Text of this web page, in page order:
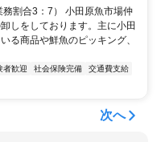
割合3：7） 小田原魚市場仲
しをしております。主に小田
る商品や鮮魚のピッキング、
者歓迎 社会保険完備
交通費支給
次へ